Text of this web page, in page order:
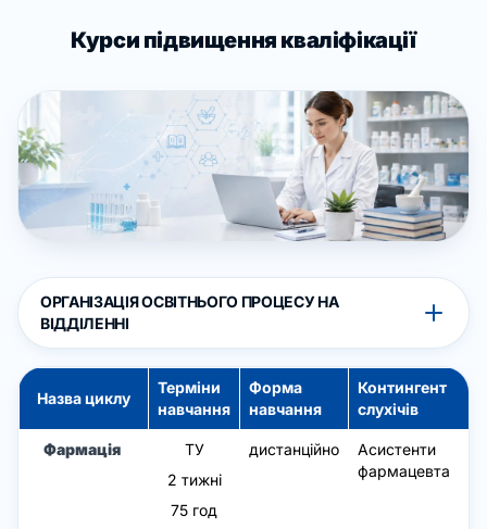
Курси підвищення кваліфікації
ОРГАНІЗАЦІЯ ОСВІТНЬОГО ПРОЦЕСУ НА
ВІДДІЛЕННІ
Назва циклу
Терміни
навчання
Форма
навчання
Контингент
слухічів
Фармація
ТУ
2 тижні
75 год
дистанційно
Асистенти
фармацевта